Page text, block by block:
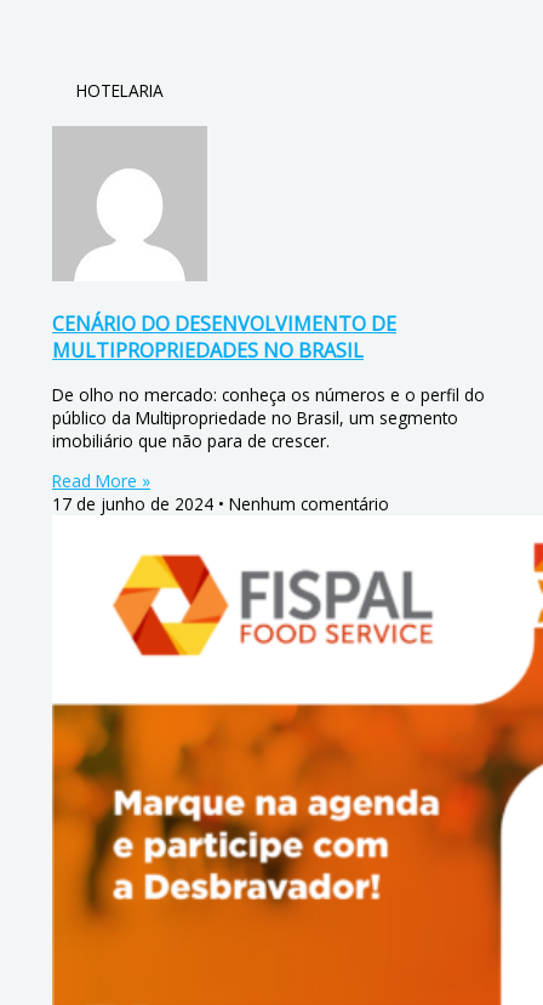
HOTELARIA
CENÁRIO DO DESENVOLVIMENTO DE
MULTIPROPRIEDADES NO BRASIL
De olho no mercado: conheça os números e o perfil do
público da Multipropriedade no Brasil, um segmento
imobiliário que não para de crescer.
Read More »
17 de junho de 2024
Nenhum comentário